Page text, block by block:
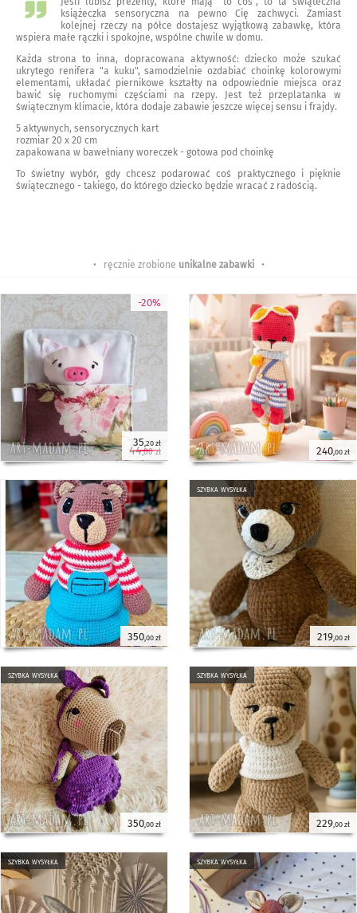
książeczka sensoryczna na pewno Cię zachwyci. Zamiast
kolejnej rzeczy na półce dostajesz wyjątkową zabawkę, która
wspiera małe rączki i spokojne, wspólne chwile w domu.
Każda strona to inna, dopracowana aktywność: dziecko może szukać
ukrytego renifera "a kuku", samodzielnie ozdabiać choinkę kolorowymi
elementami, układać piernikowe kształty na odpowiednie miejsca oraz
bawić się ruchomymi częściami na rzepy. Jest też przeplatanka w
świątecznym klimacie, która dodaje zabawie jeszcze więcej sensu i frajdy.
5 aktywnych, sensorycznych kart
rozmiar 20 x 20 cm
zapakowana w bawełniany woreczek - gotowa pod choinkę
To świetny wybór, gdy chcesz podarować coś praktycznego i pięknie
świątecznego - takiego, do którego dziecko będzie wracać z radością.
• ręcznie zrobione unikalne zabawki•
-20%
35 ,20 zł
44,00 zł 240,00 zł
350,00 zł
szybka wysyłka
219,00 zł
szybka wysyłka
350,00 zł
szybka wysyłka
229,00 zł
szybka wysyłka szybka wysyłka